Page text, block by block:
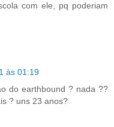
com ele, pq poderiam
às 01:19
do earthbound ? nada ??
? uns 23 anos?